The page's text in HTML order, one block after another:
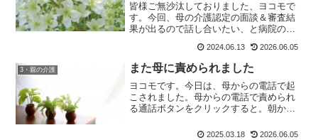
皆様ご無沙汰しておりました、ヨコモで
す。今回、母の介護認定の面談＆審査結
果が出るので話し合いたい、と病院のソ
り、それに合わせて帰省してきました。
実家にはネット環境がない＆やる事多す
ぎて、ブログ更新する暇もな...
2024.06.13 2026.06.05
3・親の介護 また母に責められました
ヨコモです。今日は、母からの電話で起
こされました。母からの電話で責められ
る通話ボタンをクリックすると。朝から
減にしてよ。』は？ 何かと尋ねれば、
2025.03.18 2026.06.05